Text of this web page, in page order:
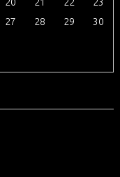
27 28 29
30